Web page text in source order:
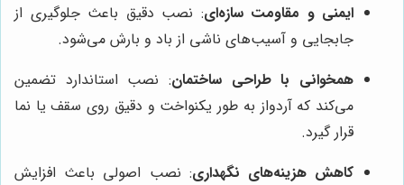
ایمنی و مقاومت سازه‌ای: نصب دقیق باعث جلوگیری از
جابجایی و آسیب‌های ناشی از باد و بارش می‌شود.
همخوانی با طراحی ساختمان: نصب استاندارد تضمین
می‌کند که آردواز به طور یکنواخت و دقیق روی سقف یا نما
قرار گیرد.
کاهش هزینه‌های نگهداری: نصب اصولی باعث افزایش